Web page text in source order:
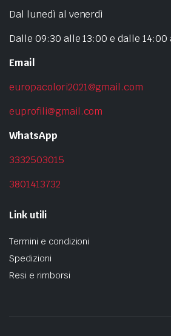
Dal lunedì al venerdì
Dalle 09:30 alle 13:00 e dalle 14:00
Email
europacolori2021@gmail.com
euprofili@gmail.com
WhatsApp
3332503015
3801413732
Link utili
Termini e condizioni
Spedizioni
Resi e rimborsi